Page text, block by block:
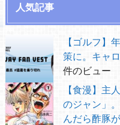
人気記事
【ゴルフ】
策に。キャ
件のビュー
【食漫】主
のジャン」
んだら酢豚